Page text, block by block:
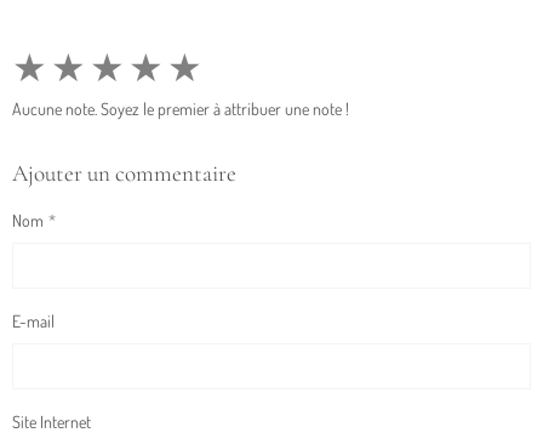
★★★★★
Aucune note. Soyez le premier à attribuer une note !
Ajouter un commentaire
Nom
E-mail
Site Internet